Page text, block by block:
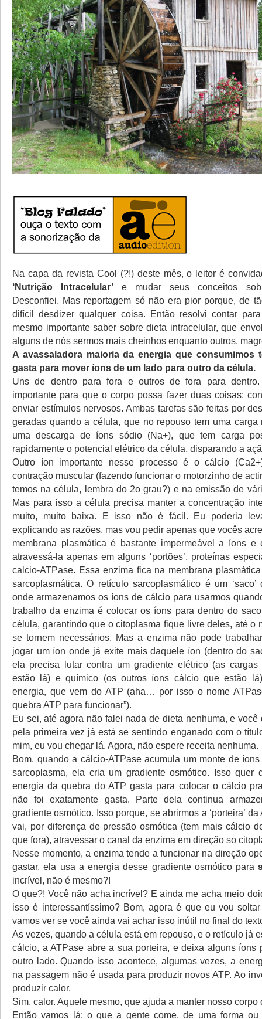
Na capa da revista Cool (?!) deste mês, o leitor é
‘Nutrição Intracelular’ e mudar seus conceitos
Desconfiei. Mas reportagem só não era pior porque, de
difícil desdizer qualquer coisa. Então resolvi contar
mesmo importante saber sobre dieta intracelular, que
alguns de nós sermos mais cheinhos enquanto outros,
A avassaladora maioria da energia que consumimos
gasta para mover íons de um lado para outro da célula.
Uns de dentro para fora e outros de fora para
importante para que o corpo possa fazer duas coisas:
enviar estímulos nervosos. Ambas tarefas são feitas por
geradas quando a célula, que no repouso tem uma carga
uma descarga de íons sódio (Na+), que tem carga
rapidamente o potencial elétrico da célula, disparando a
Outro íon importante nesse processo é o cálcio
contração muscular (fazendo funcionar o motorzinho de
temos na célula, lembra do 2o grau?) e na emissão de
Mas para isso a célula precisa manter a concentração
muito, muito baixa. E isso não é fácil. Eu poderia
explicando as razões, mas vou pedir apenas que vocês
membrana plasmática é bastante impermeável a íons e
atravessá-la apenas em alguns ‘portões’, proteínas
calcio-ATPase. Essa enzima fica na membrana
sarcoplasmática. O retículo sarcoplasmático é um
onde armazenamos os íons de cálcio para usarmos
trabalho da enzima é colocar os íons para dentro do
célula, garantindo que o citoplasma fique livre deles, até o
se tornem necessários. Mas a enzima não pode
jogar um íon onde já exite mais daquele íon (dentro do
ela precisa lutar contra um gradiente elétrico (as
estão lá) e químico (os outros íons cálcio que estão
energia, que vem do ATP (aha… por isso o nome
quebra ATP para funcionar”).
Eu sei, até agora não falei nada de dieta nenhuma, e você
pela primeira vez já está se sentindo enganado com o
mim, eu vou chegar lá. Agora, não espere receita nenhuma.
Bom, quando a cálcio-ATPase acumula um monte de
sarcoplasma, ela cria um gradiente osmótico. Isso quer
energia da quebra do ATP gasta para colocar o cálcio
não foi exatamente gasta. Parte dela continua
gradiente osmótico. Isso porque, se abrirmos a ‘porteira’
vai, por diferença de pressão osmótica (tem mais cálcio
que fora), atravessar o canal da enzima em direção so
Nesse momento, a enzima tende a funcionar na direção
gastar, ela usa a energia desse gradiente osmótico para
incrível, não é mesmo?!
O que?! Você não acha incrível? E ainda me acha meio
isso é interessantíssimo? Bom, agora é que eu vou
vamos ver se você ainda vai achar isso inútil no final do
As vezes, quando a célula está em repouso, e o retículo já
cálcio, a ATPase abre a sua porteira, e deixa alguns íons
outro lado. Quando isso acontece, algumas vezes, a
na passagem não é usada para produzir novos ATP. Ao
produzir calor.
Sim, calor. Aquele mesmo, que ajuda a manter nosso corpo
Então vamos lá: o que a gente come, de uma forma ou